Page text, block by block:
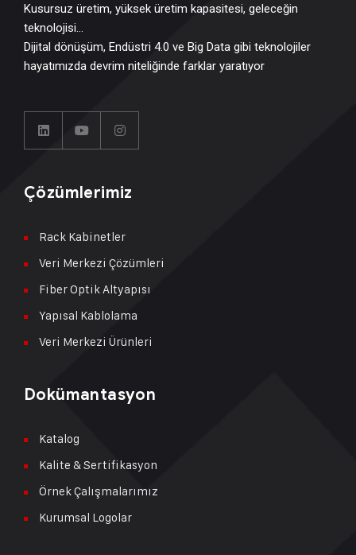
Kusursuz üretim, yüksek üretim kapasitesi, geleceğin
teknolojisi…
Dijital dönüşüm, Endüstri 4.0 ve Big Data gibi teknolojiler
hayatımızda devrim niteliğinde farklar yaratıyor
Çözümlerimiz
Rack Kabinetler
Veri Merkezi Çözümleri
Fiber Optik Altyapısı
Yapısal Kablolama
Veri Merkezi Ürünleri
Dokümantasyon
Katalog
Kalite & Sertifikasyon
Örnek Çalışmalarımız
Kurumsal Logolar